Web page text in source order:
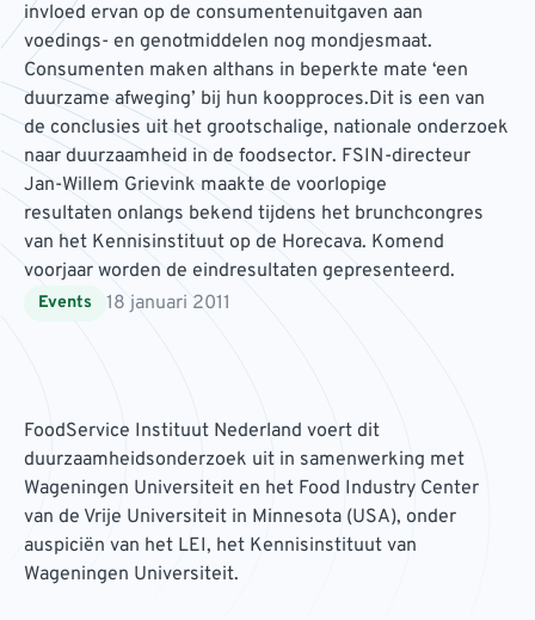
invloed ervan op de consumentenuitgaven aan
voedings- en genotmiddelen nog mondjesmaat.
Consumenten maken althans in beperkte mate ‘een
duurzame afweging’ bij hun koopproces.Dit is een van
de conclusies uit het grootschalige, nationale onderzoek
naar duurzaamheid in de foodsector. FSIN-directeur
Jan-Willem Grievink maakte de voorlopige
resultaten onlangs bekend tijdens het brunchcongres
van het Kennisinstituut op de Horecava. Komend
voorjaar worden de eindresultaten gepresenteerd.
Events 18 januari 2011
FoodService Instituut Nederland voert dit
duurzaamheidsonderzoek uit in samenwerking met
Wageningen Universiteit en het Food Industry Center
van de Vrije Universiteit in Minnesota (USA), onder
auspiciën van het LEI, het Kennisinstituut van
Wageningen Universiteit.